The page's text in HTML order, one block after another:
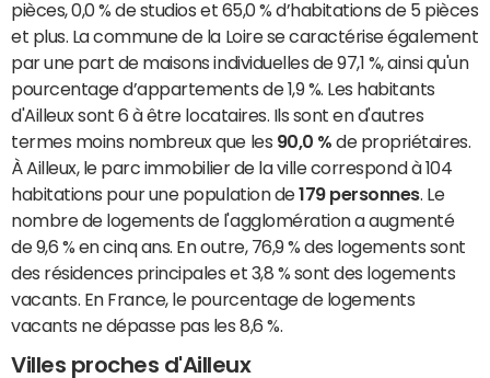
pièces, 0,0 % de studios et 65,0 % d’habitations de 5 pièces
et plus. La commune de la Loire se caractérise également
par une part de maisons individuelles de 97,1 %, ainsi qu'un
pourcentage d’appartements de 1,9 %. Les habitants
d'Ailleux sont 6 à être locataires. Ils sont en d'autres
termes moins nombreux que les 90,0 % de propriétaires.
À Ailleux, le parc immobilier de la ville correspond à 104
habitations pour une population de179 personnes. Le
nombre de logements de l'agglomération a augmenté
de 9,6 % en cinq ans. En outre, 76,9 % des logements sont
des résidences principales et 3,8 % sont des logements
vacants. En France, le pourcentage de logements
vacants ne dépasse pas les 8,6 %.
Villes proches d'Ailleux